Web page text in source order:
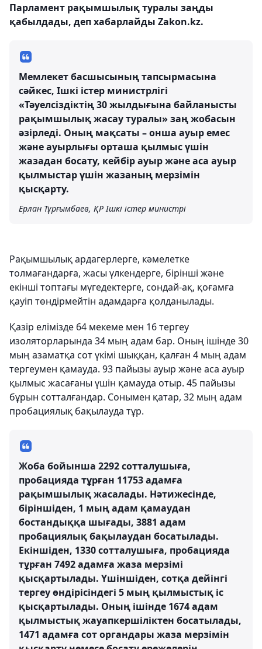
Парламент рақымшылық туралы заңды
қабылдады, деп хабарлайды Zakon.kz.
Мемлекет басшысының тапсырмасына
сәйкес, Ішкі істер министрлігі
«Тәуелсіздіктің 30 жылдығына байланысты
рақымшылық жасау туралы» заң жобасын
әзірледі. Оның мақсаты – онша ауыр емес
және ауырлығы орташа қылмыс үшін
жазадан босату, кейбір ауыр және аса ауыр
қылмыстар үшін жазаның мерзімін
қысқарту.
Ерлан Тұрғымбаев, ҚР Ішкі істер министрі
Рақымшылық ардагерлерге, кәмелетке
толмағандарға, жасы үлкендерге, бірінші және
екінші топтағы мүгедектерге, сондай-ақ, қоғамға
қауіп төндірмейтін адамдарға қолданылады.
Қазір елімізде 64 мекеме мен 16 тергеу
изоляторларында 34 мың адам бар. Оның ішінде 30
мың азаматқа сот үкімі шыққан, қалған 4 мың адам
тергеумен қамауда. 93 пайызы ауыр және аса ауыр
қылмыс жасағаны үшін қамауда отыр. 45 пайызы
бұрын сотталғандар. Сонымен қатар, 32 мың адам
пробациялық бақылауда тұр.
Жоба бойынша 2292 сотталушыға,
пробацияда тұрған 11753 адамға
рақымшылық жасалады. Нәтижесінде,
біріншіден, 1 мың адам қамаудан
бостандыққа шығады, 3881 адам
пробациялық бақылаудан босатылады.
Екіншіден, 1330 сотталушыға, пробацияда
тұрған 7492 адамға жаза мерзімі
қысқартылады. Үшіншіден, сотқа дейінгі
тергеу өндірісіндегі 5 мың қылмыстық іс
қысқартылады. Оның ішінде 1674 адам
қылмыстық жауапкершіліктен босатылады,
1471 адамға сот органдары жаза мерзімін